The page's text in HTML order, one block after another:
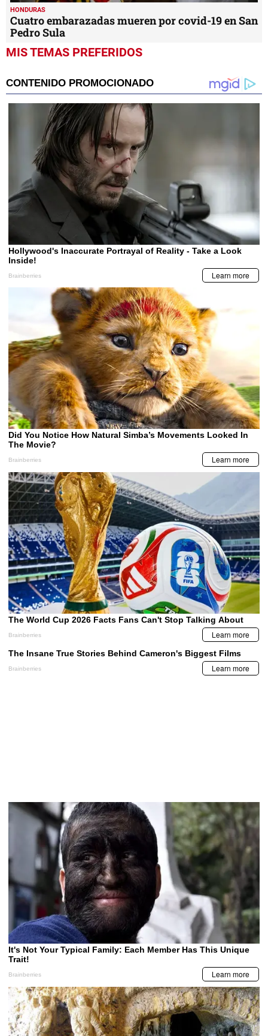
HONDURAS
Cuatro embarazadas mueren por covid-19 en San
Pedro Sula
MIS TEMAS PREFERIDOS